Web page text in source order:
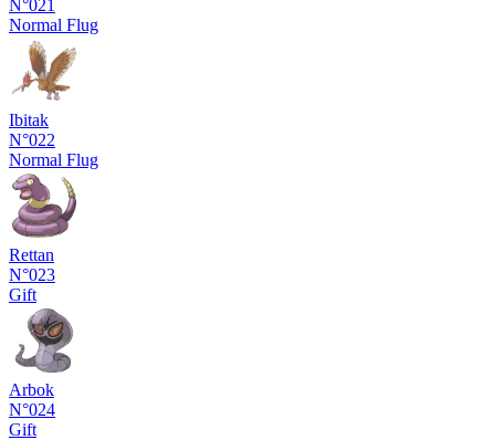
N°021
Normal Flug
Ibitak
N°022
Normal Flug
Rettan
N°023
Gift
Arbok
N°024
Gift